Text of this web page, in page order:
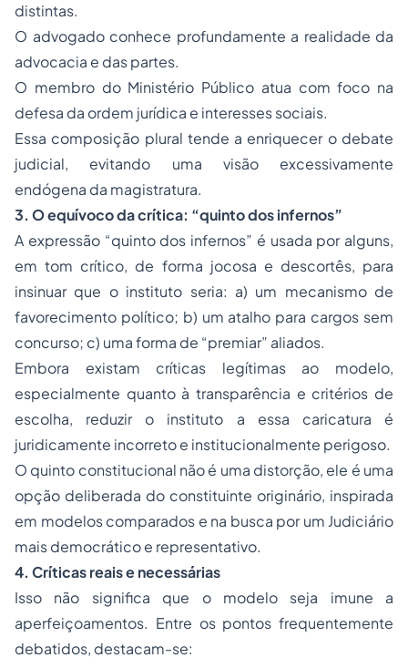
distintas.
O advogado conhece profundamente a realidade da
advocacia e das partes.
O membro do Ministério Público atua com foco na
defesa da ordem jurídica e interesses sociais.
Essa composição plural tende a enriquecer o debate
judicial, evitando uma visão excessivamente
endógena da magistratura.
3. O equívoco da crítica: “quinto dos infernos”
A expressão “quinto dos infernos” é usada por alguns,
em tom crítico, de forma jocosa e descortês, para
insinuar que o instituto seria: a) um mecanismo de
favorecimento político; b) um atalho para cargos sem
concurso; c) uma forma de “premiar” aliados.
Embora existam críticas legítimas ao modelo,
especialmente quanto à transparência e critérios de
escolha, reduzir o instituto a essa caricatura é
juridicamente incorreto e institucionalmente perigoso.
O quinto constitucional não é uma distorção, ele é uma
opção deliberada do constituinte originário, inspirada
em modelos comparados e na busca por um Judiciário
mais democrático e representativo.
4. Críticas reais e necessárias
Isso não significa que o modelo seja imune a
aperfeiçoamentos. Entre os pontos frequentemente
debatidos, destacam-se: